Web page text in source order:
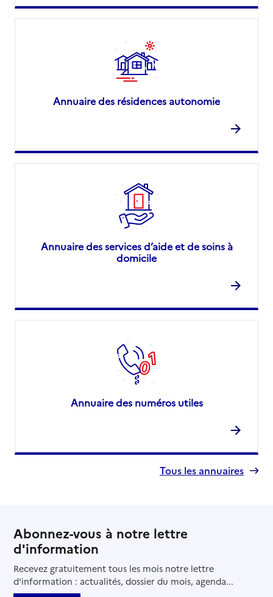
Annuaire des résidences autonomie
Annuaire des services d’aide et de soins à
domicile
Annuaire des numéros utiles
Tous les annuaires
Abonnez-vous à notre lettre
d'information
Recevez gratuitement tous les mois notre lettre
d'information : actualités, dossier du mois, agenda...